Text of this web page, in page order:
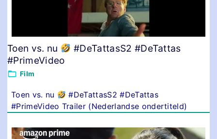
Toen vs. nu
#DeTattasS2 #DeTattas
#PrimeVideo
Film
Toen vs. nu
#DeTattasS2 #DeTattas
#PrimeVideo Trailer (Nederlandse ondertiteld)